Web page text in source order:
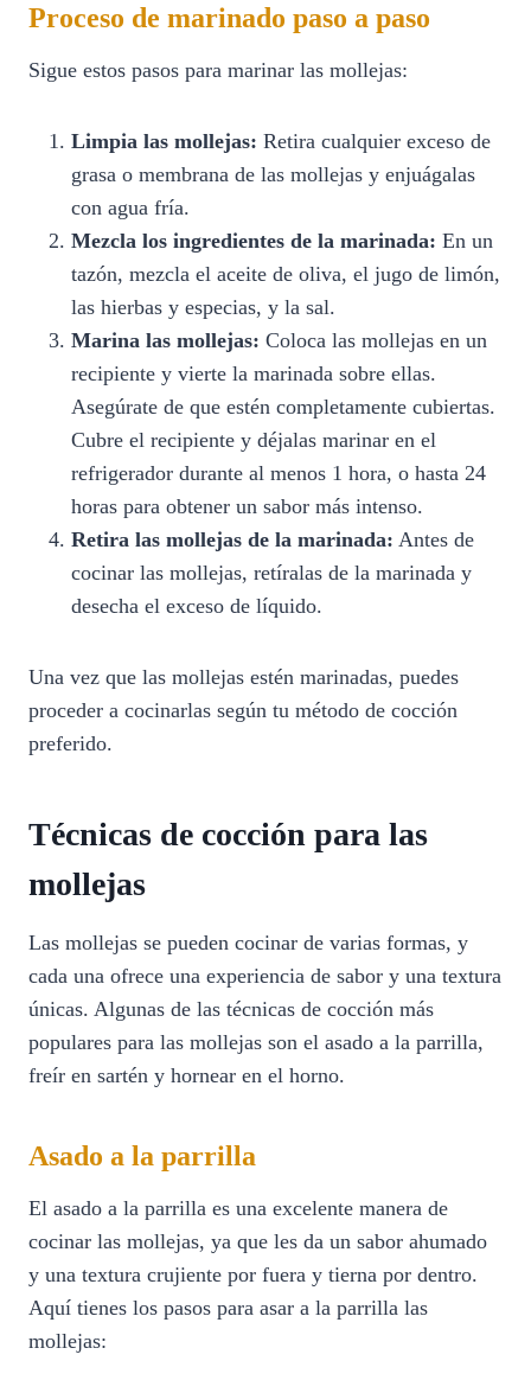
Proceso de marinado paso a paso
Sigue estos pasos para marinar las mollejas:
Limpia las mollejas: Retira cualquier exceso de
grasa o membrana de las mollejas y enjuágalas
con agua fría.
Mezcla los ingredientes de la marinada: En un
tazón, mezcla el aceite de oliva, el jugo de limón,
las hierbas y especias, y la sal.
Marina las mollejas: Coloca las mollejas en un
recipiente y vierte la marinada sobre ellas.
Asegúrate de que estén completamente cubiertas.
Cubre el recipiente y déjalas marinar en el
refrigerador durante al menos 1 hora, o hasta 24
horas para obtener un sabor más intenso.
Retira las mollejas de la marinada: Antes de
cocinar las mollejas, retíralas de la marinada y
desecha el exceso de líquido.
Una vez que las mollejas estén marinadas, puedes
proceder a cocinarlas según tu método de cocción
preferido.
Técnicas de cocción para las
mollejas
Las mollejas se pueden cocinar de varias formas, y
cada una ofrece una experiencia de sabor y una textura
únicas. Algunas de las técnicas de cocción más
populares para las mollejas son el asado a la parrilla,
freír en sartén y hornear en el horno.
Asado a la parrilla
El asado a la parrilla es una excelente manera de
cocinar las mollejas, ya que les da un sabor ahumado
y una textura crujiente por fuera y tierna por dentro.
Aquí tienes los pasos para asar a la parrilla las
mollejas: